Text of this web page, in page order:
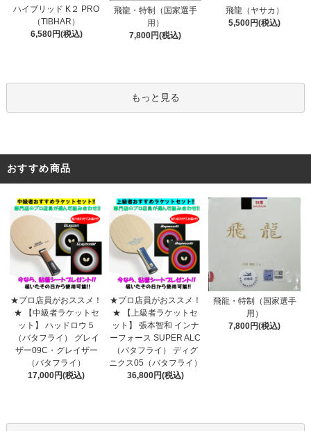
ハイブリッド K２ PRO
（TIBHAR）
6,580円(税込)
飛龍・特制（国家選手
用）
7,800円(税込)
飛龍（ヤサカ）
5,500円(税込)
もっと見る
おすすめ商品
★プロ店員がおススメ！
★ 【中級者ラケットセ
ット】 ハッドロウ５
（バタフライ） グレイ
ザー09C・グレイザー
（バタフライ）
17,000円(税込)
★プロ店員がおススメ！
★ 【上級者ラケットセ
ット】 張本智和 インナ
ーフォース SUPER ALC
（バタフライ） ディグ
ニクス05（バタフライ）
36,800円(税込)
飛龍・特制（国家選手
用）
7,800円(税込)